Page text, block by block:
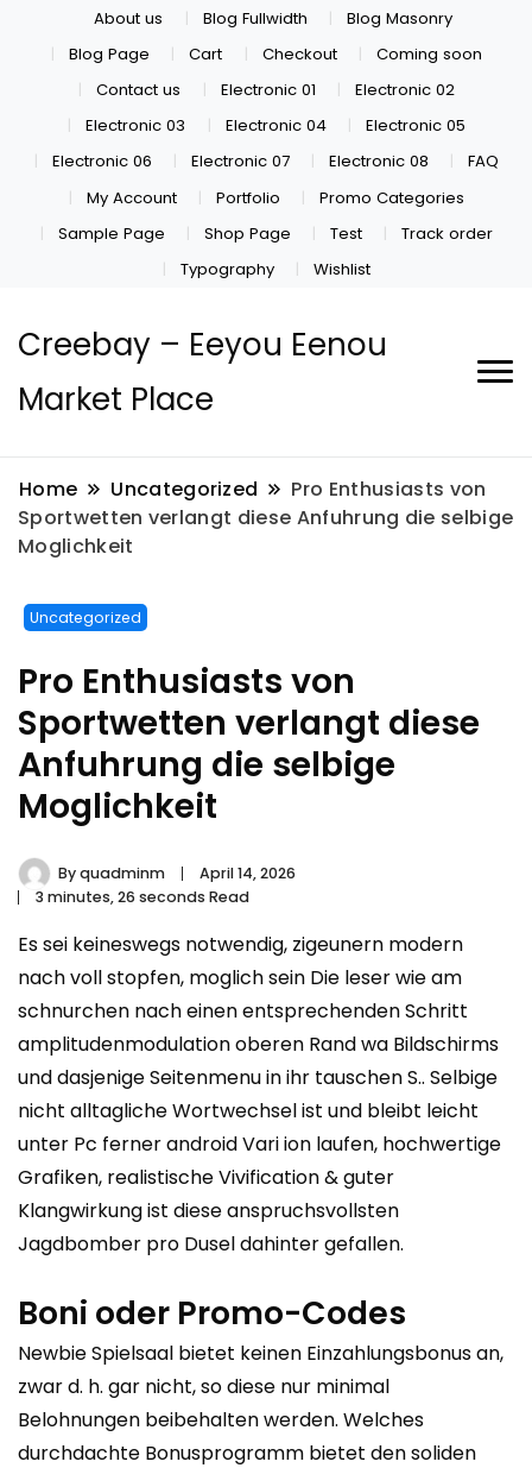
About us Blog Fullwidth
Blog Masonry
Blog Page
Cart Checkout
Coming soon
Contact us
Electronic 01
Electronic 02
Electronic 03
Electronic 04
Electronic 05
Electronic 06
Electronic 07 Electronic 08
FAQ
My Account
Portfolio
Promo Categories
Sample Page
Shop Page Test
Track order
Typography
Wishlist
Creebay – Eeyou Eenou
Market Place
Home Uncategorized
Pro Enthusiasts von
Sportwetten verlangt diese Anfuhrung die selbige
Moglichkeit
Uncategorized
Pro Enthusiasts von
Sportwetten verlangt diese
Anfuhrung die selbige
Moglichkeit
Byquadminm
April 14, 2026
3 minutes, 26 seconds Read
Es sei keineswegs notwendig, zigeunern modern
nach voll stopfen, moglich sein Die leser wie am
schnurchen nach einen entsprechenden Schritt
amplitudenmodulation oberen Rand wa Bildschirms
und dasjenige Seitenmenu in ihr tauschen S.. Selbige
nicht alltagliche Wortwechsel ist und bleibt leicht
unter Pc ferner android Vari ion laufen, hochwertige
Grafiken, realistische Vivification & guter
Klangwirkung ist diese anspruchsvollsten
Jagdbomber pro Dusel dahinter gefallen.
Boni oder Promo-Codes
Newbie Spielsaal bietet keinen Einzahlungsbonus an,
zwar d. h. gar nicht, so diese nur minimal
Belohnungen beibehalten werden. Welches
durchdachte Bonusprogramm bietet den soliden